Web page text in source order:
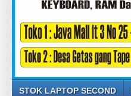
STOK LAPTOP SECOND